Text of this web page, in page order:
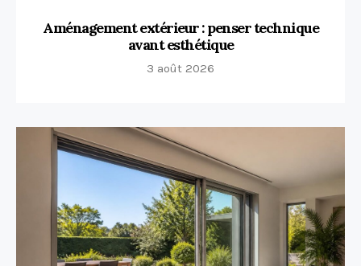
Aménagement extérieur : penser technique
avant esthétique
3 août 2026